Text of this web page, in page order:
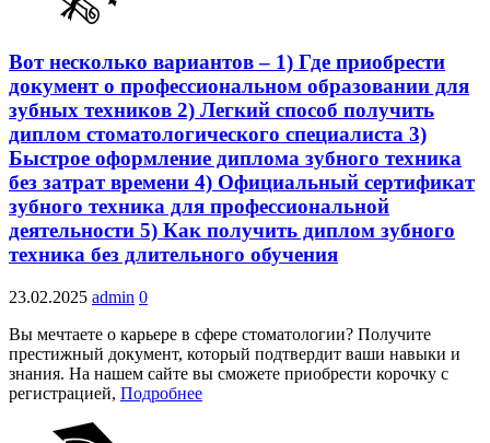
Вот несколько вариантов – 1) Где приобрести
документ о профессиональном образовании для
зубных техников 2) Легкий способ получить
диплом стоматологического специалиста 3)
Быстрое оформление диплома зубного техника
без затрат времени 4) Официальный сертификат
зубного техника для профессиональной
деятельности 5) Как получить диплом зубного
техника без длительного обучения
23.02.2025 admin 0
Вы мечтаете о карьере в сфере стоматологии? Получите
престижный документ, который подтвердит ваши навыки и
знания. На нашем сайте вы сможете приобрести корочку с
регистрацией, Подробнее